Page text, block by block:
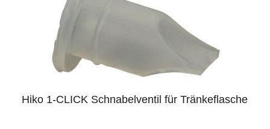
Hiko 1-CLICK Schnabelventil für Tränkeflasche